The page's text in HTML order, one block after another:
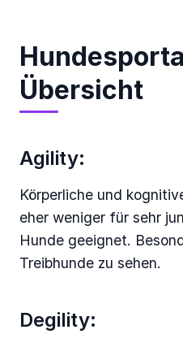
Übersicht
Agility:
Körperliche und
eher weniger für sehr
Hunde geeignet.
Treibhunde zu sehen.
Degility: